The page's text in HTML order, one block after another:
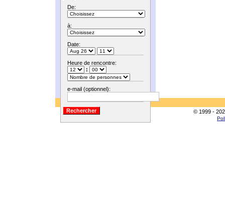
De:
à:
Date:
Heure de rencontre:
:
e-mail (optionnel):
© 1999 -